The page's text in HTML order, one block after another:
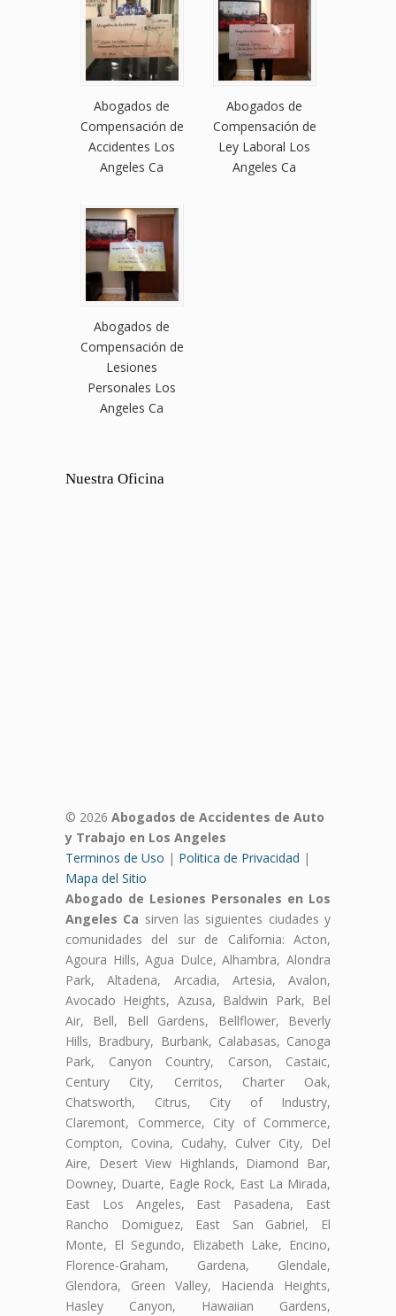
Abogados de
Compensación de
Accidentes Los
Angeles Ca
Abogados de
Compensación de
Ley Laboral Los
Angeles Ca
Abogados de
Compensación de
Lesiones
Personales Los
Angeles Ca
Nuestra Oficina
© 2026 Abogados de Accidentes de Auto
y Trabajo en Los Angeles
Terminos de Uso | Politica de Privacidad |
Mapa del Sitio
Abogado de Lesiones Personales en Los
Angeles Ca sirven las siguientes ciudades y
comunidades del sur de California: Acton,
Agoura Hills, Agua Dulce, Alhambra, Alondra
Park, Altadena, Arcadia, Artesia, Avalon,
Avocado Heights, Azusa, Baldwin Park, Bel
Air, Bell, Bell Gardens, Bellflower, Beverly
Hills, Bradbury, Burbank, Calabasas, Canoga
Park, Canyon Country, Carson, Castaic,
Century City, Cerritos, Charter Oak,
Chatsworth, Citrus, City of Industry,
Claremont, Commerce, City of Commerce,
Compton, Covina, Cudahy, Culver City, Del
Aire, Desert View Highlands, Diamond Bar,
Downey, Duarte, Eagle Rock, East La Mirada,
East Los Angeles, East Pasadena, East
Rancho Domiguez, East San Gabriel, El
Monte, El Segundo, Elizabeth Lake, Encino,
Florence-Graham, Gardena, Glendale,
Glendora, Green Valley, Hacienda Heights,
Hasley Canyon, Hawaiian Gardens,